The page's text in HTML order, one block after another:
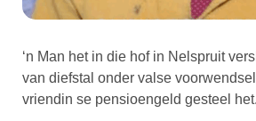
‘n Man het in die hof in Nelspruit
van diefstal onder valse
vriendin se pensioengeld gesteel het.